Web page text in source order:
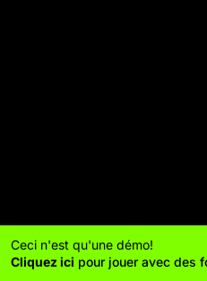
Ceci n'est qu'une démo!
Cliquez ici pour jouer avec des